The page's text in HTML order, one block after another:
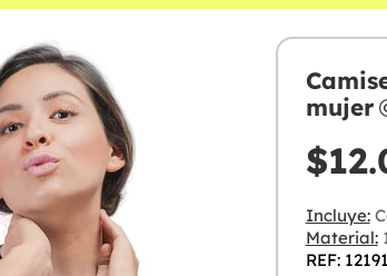
mujer
Incluye:
Material:
REF: